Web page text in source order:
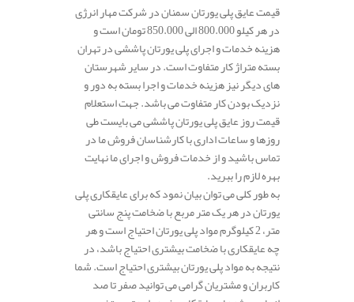
قیمت عایق پلی یورتان سمنان در شرکت مهار انرژی
در هر کیلو 800.000 الی 850.000 تومان است و
هزینه خدمات و اجرای پلی یورتان پاششی در تهران
بسته متراژ کار متفاوت است. در سایر شهرستان
های دیگر نیز هزینه خدمات و اجرا بسته به دور و
نزدیک بودن کار متفاوت می باشد. جهت استعلام
قیمت روز عایق پلی یورتان پاششی می بایست طی
روزها و ساعات اداری با کارشناسان فروش ما در
تماس باشید و از خدمات فروش و اجرای ما نهایت
بهره لازم را ببرید.
به طور کلی می توان بیان نمود که برای عایقکاری پلی
یورتان در هر یک متر مربع با ضخامت پنج سانتی
متر، 2 کیلوگرم مواد پلی یورتان احتیاج است و هر
چه عایقکاری با ضخامت بیشتری احتیاج باشد، در
نتیجه به مواد پلی یورتان بیشتری احتیاج است. شما
کاربران و مشتریان گرامی می توانید صفر تا صد